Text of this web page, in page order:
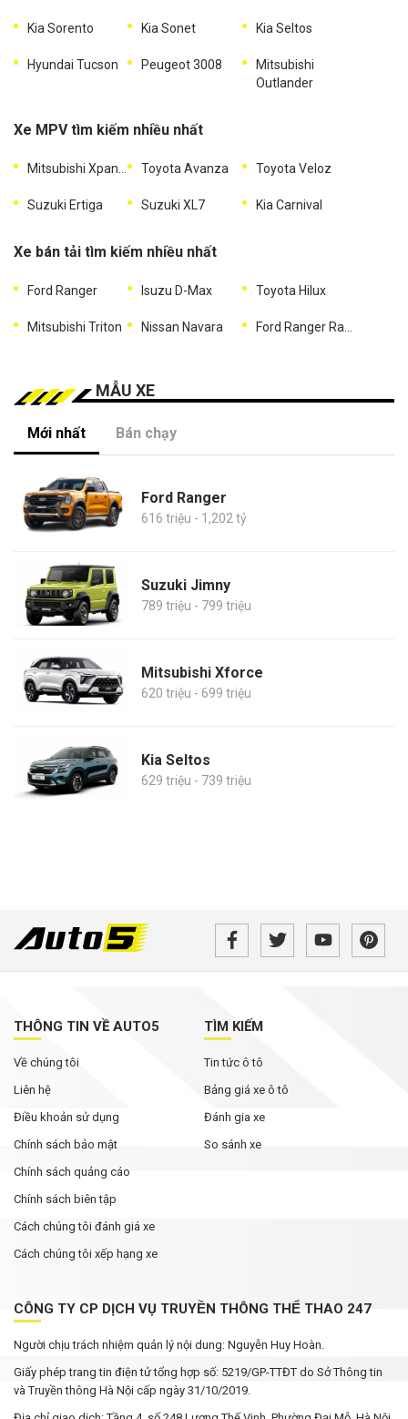
Kia Sorento Kia Sonet Kia Seltos
Hyundai Tucson Peugeot 3008
Mitsubishi
Outlander
Xe MPV tìm kiếm nhiều nhất
Toyota Avanza Toyota Veloz
Suzuki Ertiga Suzuki XL7 Kia Carnival
Xe bán tải tìm kiếm nhiều nhất
Ford Ranger Isuzu D-Max Toyota Hilux
Mitsubishi Triton Nissan Navara
MẪU XE
Mới nhất Bán chạy
Ford Ranger
616 triệu - 1,202 tỷ
Suzuki Jimny
789 triệu - 799 triệu
Mitsubishi Xforce
620 triệu - 699 triệu
Kia Seltos
629 triệu - 739 triệu
THÔNG TIN VỀ AUTO5
Về chúng tôi
Liên hệ
Điều khoản sử dụng
Chính sách bảo mật
Chính sách quảng cáo
Chính sách biên tập
Cách chúng tôi đánh giá xe
Cách chúng tôi xếp hạng xe
TÌM KIẾM
Tin tức ô tô
Bảng giá xe ô tô
Đánh gia xe
So sánh xe
CÔNG TY CP DỊCH VỤ TRUYỀN THÔNG THỂ THAO 247
Người chịu trách nhiệm quản lý nội dung: Nguyễn Huy Hoàn.
Giấy phép trang tin điện tử tổng hợp số: 5219/GP-TTĐT do Sở Thông tin
và Truyền thông Hà Nội cấp ngày 31/10/2019.